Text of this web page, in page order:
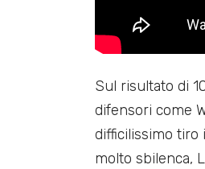
Sul risultato di
difensori come
difficilissimo tiro
molto sbilenca,